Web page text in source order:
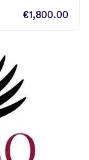
€1,800.00